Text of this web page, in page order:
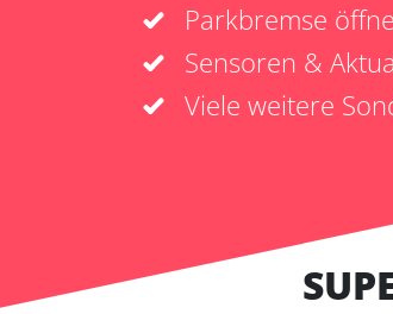
Parkbremse
Sensoren &
Viele weitere